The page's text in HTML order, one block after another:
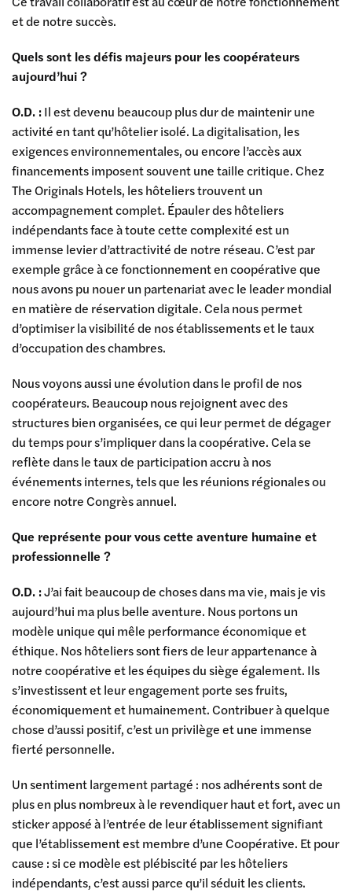
et de notre succès.
Quels sont les défis majeurs pour les coopérateurs
aujourd’hui ?
O.D. :Il est devenu beaucoup plus dur de maintenir une
activité en tant qu’hôtelier isolé. La digitalisation, les
exigences environnementales, ou encore l’accès aux
financements imposent souvent une taille critique. Chez
The Originals Hotels, les hôteliers trouvent un
accompagnement complet. Épauler des hôteliers
indépendants face à toute cette complexité est un
immense levier d’attractivité de notre réseau. C’est par
exemple grâce à ce fonctionnement en coopérative que
nous avons pu nouer un partenariat avec le leader mondial
en matière de réservation digitale. Cela nous permet
d’optimiser la visibilité de nos établissements et le taux
d’occupation des chambres.
Nous voyons aussi une évolution dans le profil de nos
coopérateurs. Beaucoup nous rejoignent avec des
structures bien organisées, ce qui leur permet de dégager
du temps pour s’impliquer dans la coopérative. Cela se
reflète dans le taux de participation accru à nos
événements internes, tels que les réunions régionales ou
encore notre Congrès annuel.
Que représente pour vous cette aventure humaine et
professionnelle ?
O.D. :J’ai fait beaucoup de choses dans ma vie, mais je vis
aujourd’hui ma plus belle aventure. Nous portons un
modèle unique qui mêle performance économique et
éthique. Nos hôteliers sont fiers de leur appartenance à
notre coopérative et les équipes du siège également. Ils
s’investissent et leur engagement porte ses fruits,
économiquement et humainement. Contribuer à quelque
chose d’aussi positif, c’est un privilège et une immense
fierté personnelle.
Un sentiment largement partagé : nos adhérents sont de
plus en plus nombreux à le revendiquer haut et fort, avec un
sticker apposé à l’entrée de leur établissement signifiant
que l’établissement est membre d’une Coopérative. Et pour
cause : si ce modèle est plébiscité par les hôteliers
indépendants, c’est aussi parce qu’il séduit les clients.